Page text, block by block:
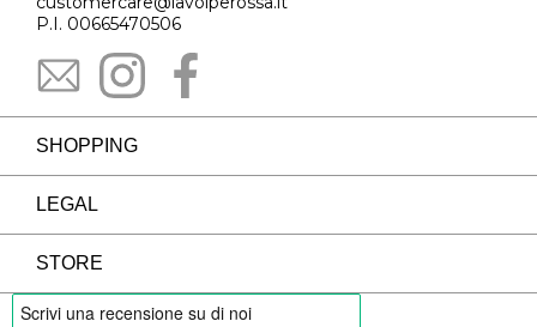
P.I. 00665470506
SHOPPING
LEGAL
STORE